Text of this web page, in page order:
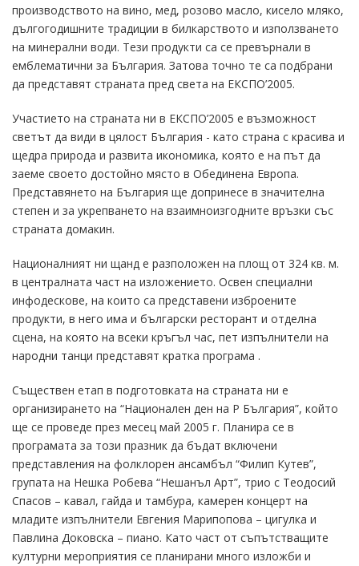
производството на вино, мед, розово масло, кисело мляко,
дългогодишните традиции в билкарството и използването
на минерални води. Тези продукти са се превърнали в
емблематични за България. Затова точно те са подбрани
да представят страната пред света на ЕКСПО’2005.
Участието на страната ни в ЕКСПО’2005 е възможност
светът да види в цялост България - като страна с красива и
щедра природа и развита икономика, която е на път да
заеме своето достойно място в Обединена Европа.
Представянето на България ще допринесе в значителна
степен и за укрепването на взаимноизгодните връзки със
страната домакин.
Националният ни щанд е разположен на площ от 324 кв. м.
в централната част на изложението. Освен специални
инфодескове, на които са представени изброените
продукти, в него има и български ресторант и отделна
сцена, на която на всеки кръгъл час, пет изпълнители на
народни танци представят кратка програма .
Съществен етап в подготовката на страната ни е
организирането на “Национален ден на Р България”, който
ще се проведе през месец май 2005 г. Планира се в
програмата за този празник да бъдат включени
представления на фолклорен ансамбъл “Филип Кутев”,
групата на Нешка Робева “Нешанъл Арт”, трио с Теодосий
Спасов – кавал, гайда и тамбура, камерен концерт на
младите изпълнители Евгения Марипопова – цигулка и
Павлина Доковска – пиано. Като част от съпътстващите
културни мероприятия се планирани много изложби и